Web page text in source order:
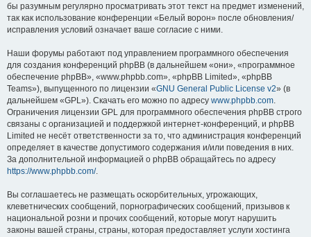
бы разумным регулярно просматривать этот текст на предмет изменений,
так как использование конференции «Белый ворон» после обновления/
исправления условий означает ваше согласие с ними.
Наши форумы работают под управлением программного обеспечения
для создания конференций phpBB (в дальнейшем «они», «программное
обеспечение phpBB», «www.phpbb.com», «phpBB Limited», «phpBB
Teams»), выпущенного по лицензии «GNU General Public License v2» (в
дальнейшем «GPL»). Скачать его можно по адресу www.phpbb.com
Ограничения лицензии GPL для программного обеспечения phpBB строго
связаны с организацией и поддержкой интернет-конференций, и phpBB
Limited не несёт ответственности за то, что администрация конференций
определяет в качестве допустимого содержания и/или поведения в них.
За дополнительной информацией о phpBB обращайтесь по адресу
https://www.phpbb.com/.
Вы соглашаетесь не размещать оскорбительных, угрожающих,
клеветнических сообщений, порнографических сообщений, призывов к
национальной розни и прочих сообщений, которые могут нарушить
законы вашей страны, страны, которая предоставляет услуги хостинга